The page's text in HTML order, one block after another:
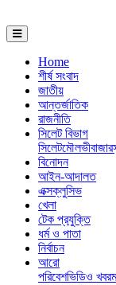
Home
শীর্ষ সংবাদ
জাতীয়
আন্তর্জাতিক
রাজনীতি
সিলেট বিভাগ
সিলেটমৌলভীবাজার
বিনোদন
আইন-আদালত
এক্সক্লুসিভ
খেলা
টেক প্রযুক্তি
ধর্ম ও পাতা
নির্বাচন
আরো
পরিবেশভিডিও খবর